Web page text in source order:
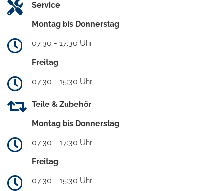
Service
Montag bis Donnerstag
07:30 - 17:30 Uhr
Freitag
07:30 - 15:30 Uhr
Teile & Zubehör
Montag bis Donnerstag
07:30 - 17:30 Uhr
Freitag
07:30 - 15:30 Uhr